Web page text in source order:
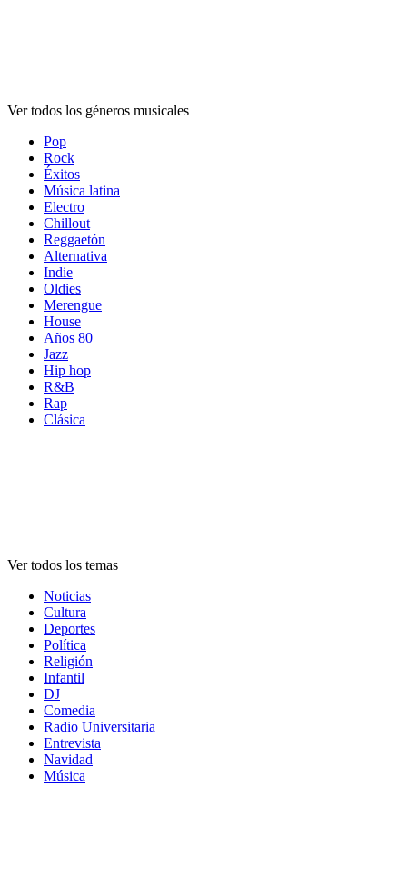
Ver todos los géneros musicales
Pop
Rock
Éxitos
Música latina
Electro
Chillout
Reggaetón
Alternativa
Indie
Oldies
Merengue
House
Años 80
Jazz
Hip hop
R&B
Rap
Clásica
Ver todos los temas
Noticias
Cultura
Deportes
Política
Religión
Infantil
DJ
Comedia
Radio Universitaria
Entrevista
Navidad
Música